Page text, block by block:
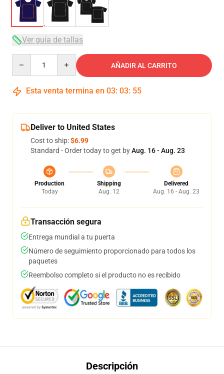
Ver guía de tallas
AÑADIR AL CARRITO
Esta venta termina en 03: 03: 54
Deliver to United States
Cost to ship:$6.99
Standard - Order today to get byAug. 16 - Aug. 23
Production
Today
Shipping
Aug. 12
Delivered
Aug. 16 - Aug. 23
Transacción segura
Entrega mundial a tu puerta
Número de seguimiento proporcionado para todos los
paquetes
Reembolso completo si el producto no es recibido
Descripción